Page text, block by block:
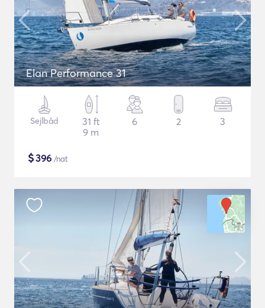
Elan Performance 31
Sejlbåd
31 ft
9 m
6 2 3
$396 /nat